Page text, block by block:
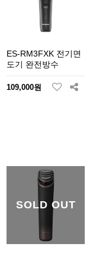
ES-RM3FXK 전기면
도기 완전방수
109,000원
SOLD OUT